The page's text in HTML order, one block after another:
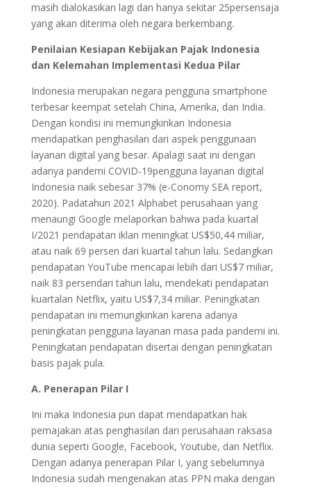
masih dialokasikan lagi dan hanya sekitar 25persensaja
yang akan diterima oleh negara berkembang.
Penilaian Kesiapan Kebijakan Pajak Indonesia
dan Kelemahan Implementasi Kedua Pilar
Indonesia merupakan negara pengguna smartphone
terbesar keempat setelah China, Amerika, dan India.
Dengan kondisi ini memungkinkan Indonesia
mendapatkan penghasilan dari aspek penggunaan
layanan digital yang besar. Apalagi saat ini dengan
adanya pandemi COVID-19pengguna layanan digital
Indonesia naik sebesar 37% (e-Conomy SEA report,
2020). Padatahun 2021 Alphabet perusahaan yang
menaungi Google melaporkan bahwa pada kuartal
I/2021 pendapatan iklan meningkat US$50,44 miliar,
atau naik 69 persen dari kuartal tahun lalu. Sedangkan
pendapatan YouTube mencapai lebih dari US$7 miliar,
naik 83 persendari tahun lalu, mendekati pendapatan
kuartalan Netflix, yaitu US$7,34 miliar. Peningkatan
pendapatan ini memungkinkan karena adanya
peningkatan pengguna layanan masa pada pandemi ini.
Peningkatan pendapatan disertai dengan peningkatan
basis pajak pula.
A. Penerapan Pilar I
Ini maka Indonesia pun dapat mendapatkan hak
pemajakan atas penghasilan dari perusahaan raksasa
dunia seperti Google, Facebook, Youtube, dan Netflix.
Dengan adanya penerapan Pilar I, yang sebelumnya
Indonesia sudah mengenakan atas PPN maka dengan